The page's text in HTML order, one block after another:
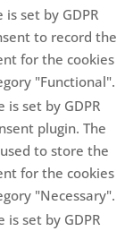
is set by GDPR
to record the
for the cookies
"Functional".
is set by GDPR
plugin. The
to store the
for the cookies
"Necessary".
is set by GDPR